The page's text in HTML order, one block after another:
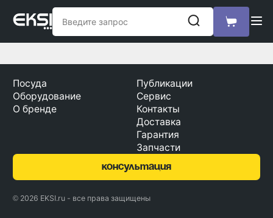
Посуда
Оборудование
О бренде
Публикации
Сервис
Контакты
Доставка
Гарантия
Запчасти
консультация
© 2026 EKSI.ru - все права защищены